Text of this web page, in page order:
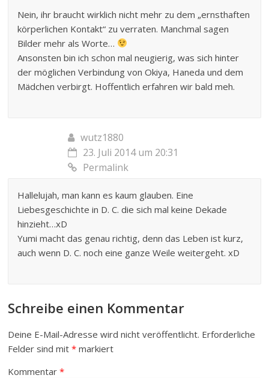
Nein, ihr braucht wirklich nicht mehr zu dem „ernsthaften
körperlichen Kontakt“ zu verraten. Manchmal sagen
Bilder mehr als Worte…
Ansonsten bin ich schon mal neugierig, was sich hinter
der möglichen Verbindung von Okiya, Haneda und dem
Mädchen verbirgt. Hoffentlich erfahren wir bald meh.
wutz1880
23. Juli 2014 um 20:31
Permalink
Hallelujah, man kann es kaum glauben. Eine
Liebesgeschichte in D. C. die sich mal keine Dekade
hinzieht…xD
Yumi macht das genau richtig, denn das Leben ist kurz,
auch wenn D. C. noch eine ganze Weile weitergeht. xD
Schreibe einen Kommentar
Deine E-Mail-Adresse wird nicht veröffentlicht. Erforderliche
Felder sind mit* markiert
Kommentar*